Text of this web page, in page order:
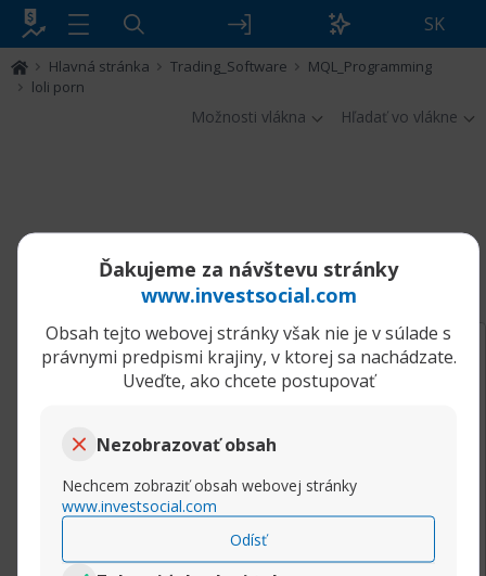
SK
Hlavná stránka Trading_Software
MQL_Programming
loli porn
Možnosti vlákna Hľadať vo vlákne
Ďakujeme za návštevu stránky
www.investsocial.com
Obsah tejto webovej stránky však nie je v súlade s
právnymi predpismi krajiny, v ktorej sa nachádzate.
Uveďte, ako chcete postupovať
Nezobrazovať obsah
Nechcem zobraziť obsah webovej stránky
www.investsocial.com
Odísť
11.07.2024, 16:28 loli porn
Donaldlem
Junior Member